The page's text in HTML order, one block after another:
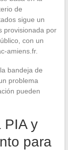
de
sigue un
provisionada por
con un
amiens.fr.
bandeja de
problema
pueden
PIA y
para